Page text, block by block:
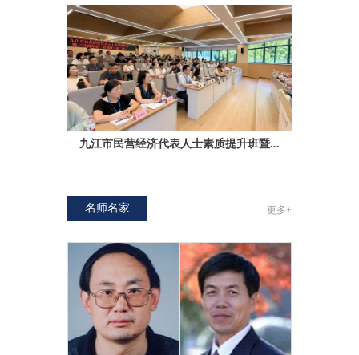
九江市民营经济代表人士素质提升班暨...
名师名家 更多+